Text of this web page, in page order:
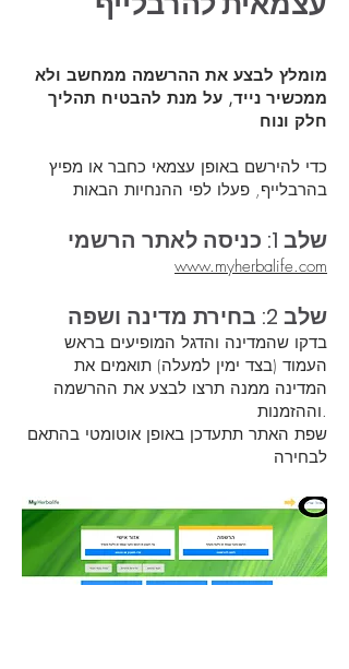
מומלץ לבצע את ההרשמה ממחשב ולא
ממכשיר נייד, על מנת להבטיח תהליך
חלק ונוח
כדי להירשם באופן עצמאי כחבר או מפיץ
בהרבלייף, פעלו לפי ההנחיות הבאות
שלב 1: כניסה לאתר הרשמי
www.myherbalife.com
שלב 2: בחירת מדינה ושפה
בדקו שהמדינה והדגל המופיעים בראש
העמוד (בצד ימין למעלה) תואמים את
המדינה ממנה תרצו לבצע את ההרשמה
וההזמנות.
שפת האתר תתעדכן באופן אוטומטי בהתאם
לבחירה